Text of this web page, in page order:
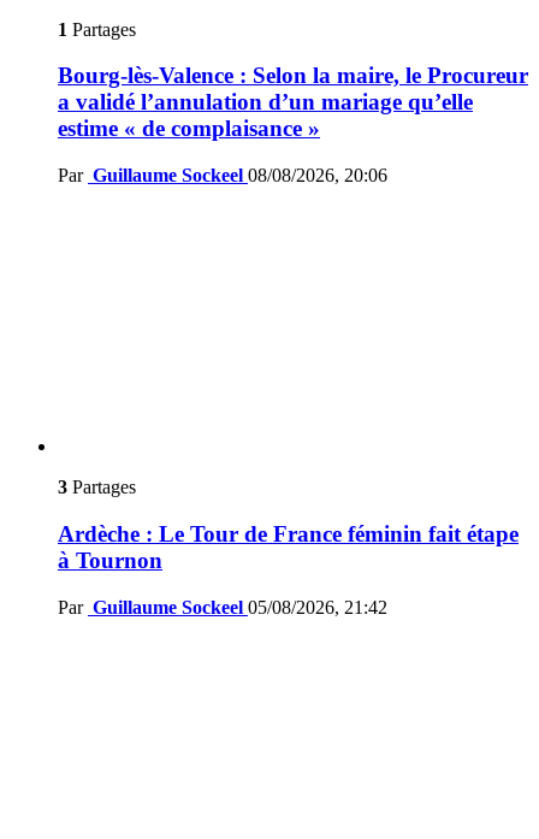
1 Partages
Bourg-lès-Valence : Selon la maire, le Procureur
a validé l’annulation d’un mariage qu’elle
estime « de complaisance »
Par Guillaume Sockeel 08/08/2026, 20:06
3 Partages
Ardèche : Le Tour de France féminin fait étape
à Tournon
Par Guillaume Sockeel 05/08/2026, 21:42